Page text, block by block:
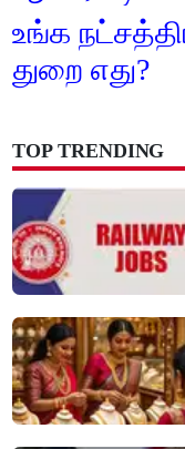
உங்க
துறை எது?
TOP TRENDING